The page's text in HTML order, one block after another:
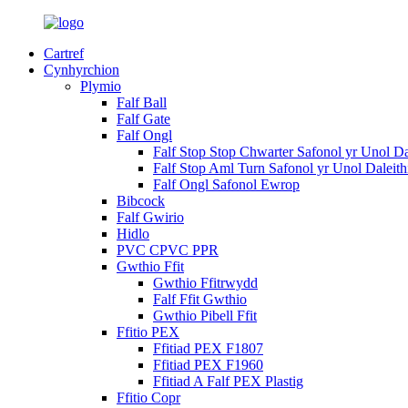
Cartref
Cynhyrchion
Plymio
Falf Ball
Falf Gate
Falf Ongl
Falf Stop Stop Chwarter Safonol yr Unol
Falf Stop Aml Turn Safonol yr Unol
Falf Ongl Safonol Ewrop
Bibcock
Falf Gwirio
Hidlo
PVC CPVC PPR
Gwthio Ffit
Gwthio Ffitrwydd
Falf Ffit Gwthio
Gwthio Pibell Ffit
Ffitio PEX
Ffitiad PEX F1807
Ffitiad PEX F1960
Ffitiad A Falf PEX Plastig
Ffitio Copr